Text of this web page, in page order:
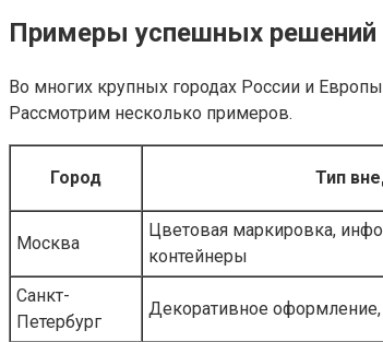
Примеры успешных решений
Во многих крупных городах России и
Рассмотрим несколько примеров.
Город Тип
Москва
Цветовая маркировка,
контейнеры
Санкт-
Петербург
Декоративное оформление,